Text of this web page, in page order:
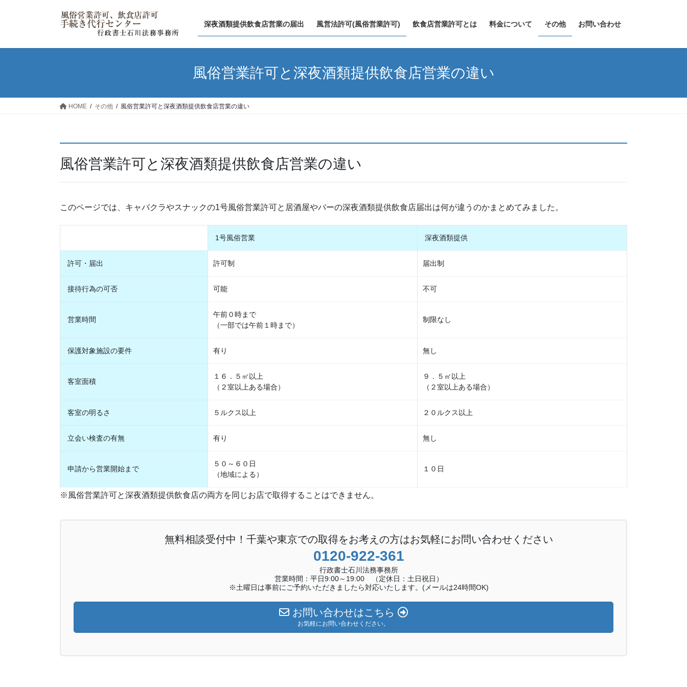
深夜酒類提供飲食店営業の届出 風営法許可(風俗営業許可) 飲食店営業許可とは 料金について その他 お問い合わせ
風俗営業許可と深夜酒類提供飲食店営業の違い
HOME その他 風俗営業許可と深夜酒類提供飲食店営業の違い
風俗営業許可と深夜酒類提供飲食店営業の違い
このページでは、キャバクラやスナックの1号風俗営業許可と居酒屋やバーの深夜酒類提供飲食店届出は何が違うのかまとめてみました。
1号風俗営業 深夜酒類提供
許可・届出 許可制 届出制
接待行為の可否 可能 不可
営業時間
午前０時まで
（一部では午前１時まで）
制限なし
保護対象施設の要件 有り 無し
客室面積
１６．５㎡以上
（２室以上ある場合）
９．５㎡以上
（２室以上ある場合）
客室の明るさ ５ルクス以上 ２０ルクス以上
立会い検査の有無 有り 無し
申請から営業開始まで
５０～６０日
（地域による）
１０日
※風俗営業許可と深夜酒類提供飲食店の両方を同じお店で取得することはできません。
無料相談受付中！千葉や東京での取得をお考えの方はお気軽にお問い合わせください
0120-922-361
行政書士石川法務事務所
営業時間：平日9:00～19:00 （定休日：土日祝日）
※土曜日は事前にご予約いただきましたら対応いたします。(メールは24時間OK)
お問い合わせはこちら
お気軽にお問い合わせください。